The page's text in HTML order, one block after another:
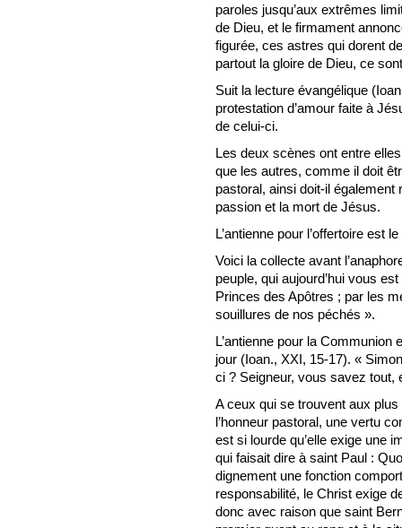
paroles jusqu’aux extrêmes
de Dieu, et le firmament
figurée, ces astres qui dorent
partout la gloire de Dieu, ce
Suit la lecture évangélique
protestation d’amour faite à
de celui-ci.
Les deux scènes ont entre
que les autres, comme il doit
pastoral, ainsi doit-il
passion et la mort de Jésus.
L’antienne pour l’offertoire est
Voici la collecte avant
peuple, qui aujourd’hui vous
Princes des Apôtres ; par les
souillures de nos péchés ».
L’antienne pour la
jour (Ioan., XXI, 15-17). «
ci ? Seigneur, vous savez tout,
A ceux qui se trouvent aux
l’honneur pastoral, une vertu
est si lourde qu’elle exige une
qui faisait dire à saint Paul :
dignement une fonction
responsabilité, le Christ exige
donc avec raison que saint